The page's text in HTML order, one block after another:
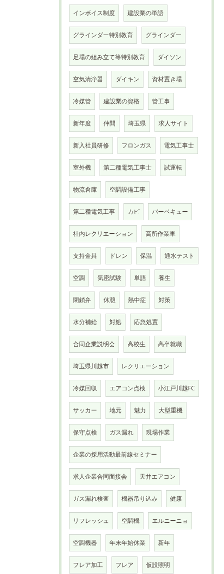
インボイス制度 建設業の単語
グラインダー特別教育 グラインダー
足場の組み立て等特別教育 ダイソン
空気清浄器 ダイキン 資材置き場
冷媒管 建設業の資格 管工事
新年度 仲間 埼玉県 求人サイト
新入社員研修 フロンガス 電気工事士
室外機 第二種電気工事士 試運転
物流倉庫 空調設備工事
第二種電気工事 カビ バーベキュー
社内レクリエーション 高所作業車
支持金具 ドレン 保温 通水テスト
空調 気密試験 単語 養生
閉鎖弁 休憩 熱中症 対策
水分補給 対処 応急処置
合同企業説明会 高校生 高卒就職
埼玉県川越市 レクリエーション
冷媒回収 エアコン点検 小江戸川越FC
サッカー 地元 魅力 大型重機
保守点検 ガス漏れ 現場作業
企業の採用活動最前線セミナー
求人企業合同面接会 天井エアコン
ガス漏れ検査 機器吊り込み 健康
リフレッシュ 空調機 エルニーニョ
空調機器 年末年始休業 新年
フレア加工 フレア 仮設照明